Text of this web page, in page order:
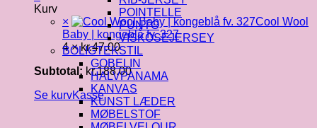
Kurv
×
Cool Wool
Baby | kongeblå fv. 327
4 ×kr.47.00
Subtotal: kr.188.00
Se kurvKasse
POINTELLE
PUNTO
VISKOSEJERSEY
BOLIGTEKSTIL
GOBELIN
HALVPANAMA
KANVAS
KUNST LÆDER
MØBELSTOF